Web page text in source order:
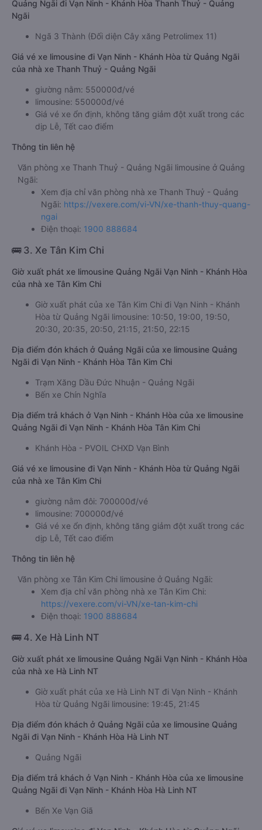
Quảng Ngãi đi Vạn Ninh - Khánh Hòa Thanh Thuỷ - Quảng
Ngãi
Ngã 3 Thành (Đối diện Cây xăng Petrolimex 11)
Giá vé xe limousine đi Vạn Ninh - Khánh Hòa từ Quảng Ngãi
của nhà xe Thanh Thuỷ - Quảng Ngãi
giường nằm: 550000đ/vé
limousine: 550000đ/vé
Giá vé xe ổn định, không tăng giảm đột xuất trong các
dịp Lễ, Tết cao điểm
Thông tin liên hệ
Văn phòng xe Thanh Thuỷ - Quảng Ngãi limousine ở Quảng
Ngãi:
Xem địa chỉ văn phòng nhà xe Thanh Thuỷ - Quảng
Ngãi: https://vexere.com/vi-VN/xe-thanh-thuy-quang-
ngai
Điện thoại: 1900 888684
🚌 3. Xe Tân Kim Chi
Giờ xuất phát xe limousine Quảng Ngãi Vạn Ninh - Khánh Hòa
của nhà xe Tân Kim Chi
Giờ xuất phát của xe Tân Kim Chi đi Vạn Ninh - Khánh
Hòa từ Quảng Ngãi limousine: 10:50, 19:00, 19:50,
20:30, 20:35, 20:50, 21:15, 21:50, 22:15
Địa điểm đón khách ở Quảng Ngãi của xe limousine Quảng
Ngãi đi Vạn Ninh - Khánh Hòa Tân Kim Chi
Trạm Xăng Dầu Đức Nhuận - Quảng Ngãi
Bến xe Chín Nghĩa
Địa điểm trả khách ở Vạn Ninh - Khánh Hòa của xe limousine
Quảng Ngãi đi Vạn Ninh - Khánh Hòa Tân Kim Chi
Khánh Hòa - PVOIL CHXD Vạn Bình
Giá vé xe limousine đi Vạn Ninh - Khánh Hòa từ Quảng Ngãi
của nhà xe Tân Kim Chi
giường nằm đôi: 700000đ/vé
limousine: 700000đ/vé
Giá vé xe ổn định, không tăng giảm đột xuất trong các
dịp Lễ, Tết cao điểm
Thông tin liên hệ
Văn phòng xe Tân Kim Chi limousine ở Quảng Ngãi:
Xem địa chỉ văn phòng nhà xe Tân Kim Chi:
https://vexere.com/vi-VN/xe-tan-kim-chi
Điện thoại: 1900 888684
🚌 4. Xe Hà Linh NT
Giờ xuất phát xe limousine Quảng Ngãi Vạn Ninh - Khánh Hòa
của nhà xe Hà Linh NT
Giờ xuất phát của xe Hà Linh NT đi Vạn Ninh - Khánh
Hòa từ Quảng Ngãi limousine: 19:45, 21:45
Địa điểm đón khách ở Quảng Ngãi của xe limousine Quảng
Ngãi đi Vạn Ninh - Khánh Hòa Hà Linh NT
Quảng Ngãi
Địa điểm trả khách ở Vạn Ninh - Khánh Hòa của xe limousine
Quảng Ngãi đi Vạn Ninh - Khánh Hòa Hà Linh NT
Bến Xe Vạn Giã